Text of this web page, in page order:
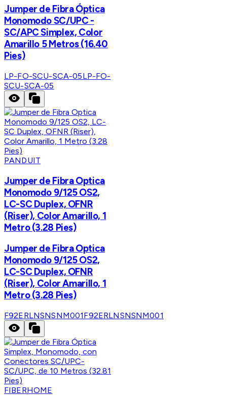
Jumper de Fibra Óptica
Monomodo SC/UPC -
SC/APC Simplex, Color
Amarillo 5 Metros (16.40
Pies)
LP-FO-SCU-SCA-05LP-FO-
SCU-SCA-05
PANDUIT
Jumper de Fibra Optica
Monomodo 9/125 OS2,
LC-SC Duplex, OFNR
(Riser), Color Amarillo, 1
Metro (3.28 Pies)
Jumper de Fibra Optica
Monomodo 9/125 OS2,
LC-SC Duplex, OFNR
(Riser), Color Amarillo, 1
Metro (3.28 Pies)
F92ERLNSNSNM001F92ERLNSNSNM001
FIBERHOME